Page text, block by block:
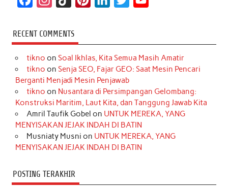
c
e
b
o
k
s
t
a
r
a
m
k
T
o
k
t
e
r
e
s
t
k
e
d
I
n
t
t
r
T
u
e
RECENT COMMENTS
tikno on Soal Ikhlas, Kita Semua Masih Amatir
tikno on Senja SEO, Fajar GEO: Saat Mesin Pencari
Berganti Menjadi Mesin Penjawab
tikno on Nusantara di Persimpangan Gelombang:
Konstruksi Maritim, Laut Kita, dan Tanggung Jawab Kita
Amril Taufik Gobel on UNTUK MEREKA, YANG
MENYISAKAN JEJAK INDAH DI BATIN
Musniaty Musni on UNTUK MEREKA, YANG
MENYISAKAN JEJAK INDAH DI BATIN
POSTING TERAKHIR